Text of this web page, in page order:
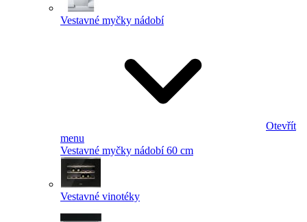
Vestavné myčky nádobí
Otevřít
menu
Vestavné myčky nádobí 60 cm
Vestavné vinotéky